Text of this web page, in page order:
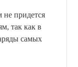
придется
так как в
самых